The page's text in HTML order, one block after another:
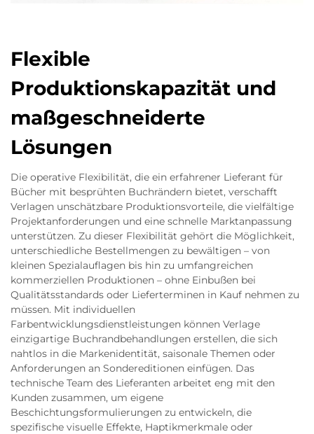
Flexible
Produktionskapazität und
maßgeschneiderte
Lösungen
Die operative Flexibilität, die ein erfahrener Lieferant für
Bücher mit besprühten Buchrändern bietet, verschafft
Verlagen unschätzbare Produktionsvorteile, die vielfältige
Projektanforderungen und eine schnelle Marktanpassung
unterstützen. Zu dieser Flexibilität gehört die Möglichkeit,
unterschiedliche Bestellmengen zu bewältigen – von
kleinen Spezialauflagen bis hin zu umfangreichen
kommerziellen Produktionen – ohne Einbußen bei
Qualitätsstandards oder Lieferterminen in Kauf nehmen zu
müssen. Mit individuellen
Farbentwicklungsdienstleistungen können Verlage
einzigartige Buchrandbehandlungen erstellen, die sich
nahtlos in die Markenidentität, saisonale Themen oder
Anforderungen an Sondereditionen einfügen. Das
technische Team des Lieferanten arbeitet eng mit den
Kunden zusammen, um eigene
Beschichtungsformulierungen zu entwickeln, die
spezifische visuelle Effekte, Haptikmerkmale oder